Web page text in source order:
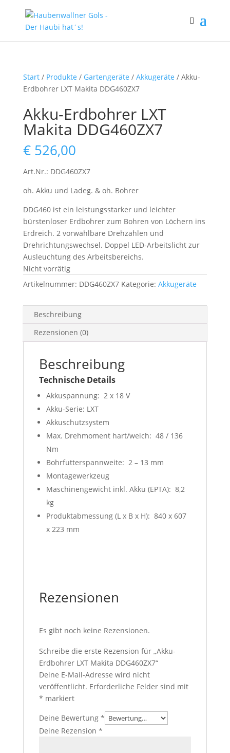
Start/ Produkte / Gartengeräte / Akkugeräte / Akku-
Erdbohrer LXT Makita DDG460ZX7
Akku-Erdbohrer LXT
Makita DDG460ZX7
€526,00
Art.Nr.: DDG460ZX7
oh. Akku und Ladeg. & oh. Bohrer
DDG460 ist ein leistungsstarker und leichter
bürstenloser Erdbohrer zum Bohren von Löchern ins
Erdreich. 2 vorwählbare Drehzahlen und
Drehrichtungswechsel. Doppel LED-Arbeitslicht zur
Ausleuchtung des Arbeitsbereichs.
Nicht vorrätig
Artikelnummer: DDG460ZX7 Kategorie: Akkugeräte
Beschreibung
Rezensionen (0)
Beschreibung
Technische Details
Akkuspannung: 2 x 18 V
Akku-Serie: LXT
Akkuschutzsystem
Max. Drehmoment hart/weich: 48 / 136
Nm
Bohrfutterspannweite: 2 – 13 mm
Montagewerkzeug
Maschinengewicht inkl. Akku (EPTA): 8,2
kg
Produktabmessung (L x B x H): 840 x 607
x 223 mm
Rezensionen
Es gibt noch keine Rezensionen.
Schreibe die erste Rezension für „Akku-
Erdbohrer LXT Makita DDG460ZX7“
Deine E-Mail-Adresse wird nicht
veröffentlicht. Erforderliche Felder sind mit
* markiert
Deine Bewertung *
Deine Rezension *